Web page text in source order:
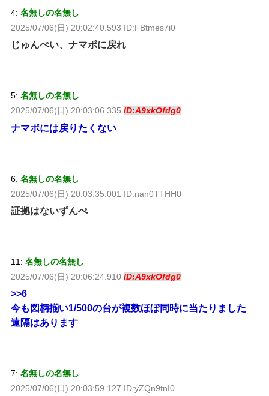
4: 名無しの名無し
2025/07/06(日) 20:02:40.593 ID:FBtmes7i0
じゅんぺい、ナマポに戻れ
5: 名無しの名無し
2025/07/06(日) 20:03:06.335 ID:A9xkOfdg0
ナマポには戻りたくない
6: 名無しの名無し
2025/07/06(日) 20:03:35.001 ID:nan0TTHH0
証拠はないずんぺ
11: 名無しの名無し
2025/07/06(日) 20:06:24.910 ID:A9xkOfdg0
>>6
今も図柄揃い1/500の台が複数ほぼ同時に当たりました
遠隔はあります
7: 名無しの名無し
2025/07/06(日) 20:03:59.127 ID:yZQn9tnI0